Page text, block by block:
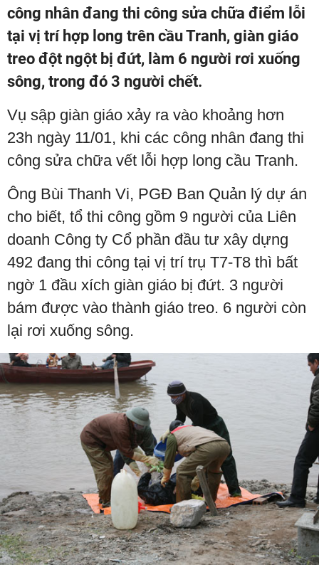
công nhân đang thi công sửa chữa điểm lỗi
tại vị trí hợp long trên cầu Tranh, giàn giáo
treo đột ngột bị đứt, làm 6 người rơi xuống
sông, trong đó 3 người chết.
Vụ sập giàn giáo xảy ra vào khoảng hơn
23h ngày 11/01, khi các công nhân đang thi
công sửa chữa vết lỗi hợp long cầu Tranh.
Ông Bùi Thanh Vi, PGĐ Ban Quản lý dự án
cho biết, tổ thi công gồm 9 người của Liên
doanh Công ty Cổ phần đầu tư xây dựng
492 đang thi công tại vị trí trụ T7-T8 thì bất
ngờ 1 đầu xích giàn giáo bị đứt. 3 người
bám được vào thành giáo treo. 6 người còn
lại rơi xuống sông.